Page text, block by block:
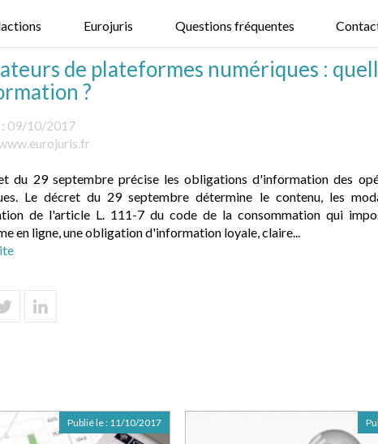
Eurojuris Questions fréquentes
de plateformes numériques :
?
09/10/2017
du 29 septembre précise les obligations d'information des
Le décret du 29 septembre détermine le contenu, les
de l'article L. 111-7 du code de la consommation qui
en ligne, une obligation d'information loyale, claire...
Publié le : 11/10/2017